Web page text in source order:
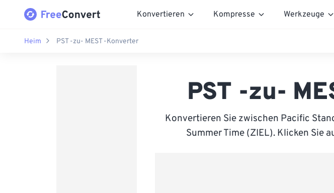
Konvertieren Kompresse Werkzeuge
Heim PST -zu- MEST -Konverter
PST -zu-
Konvertieren Sie zwischen Pacific
Summer Time (ZIEL). Klicken Sie